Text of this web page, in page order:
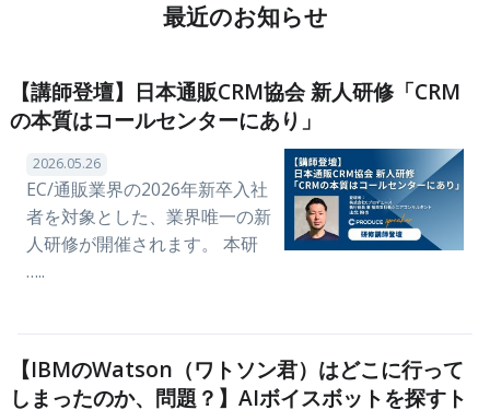
最近のお知らせ
【講師登壇】日本通販CRM協会 新人研修「CRM
の本質はコールセンターにあり」
2026.05.26
EC/通販業界の2026年新卒入社
者を対象とした、業界唯一の新
人研修が開催されます。 本研
…..
【IBMのWatson（ワトソン君）はどこに行って
しまったのか、問題？】AIボイスボットを探すト